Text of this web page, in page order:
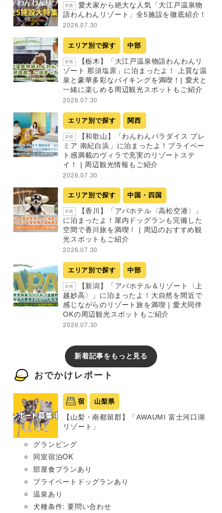
PR
愛犬家から絶大な人気「大江戸温泉物
語わんわんリゾート」全5施設を徹底紹介！
2026.07.30
エリア別で探す 中部
PR
【栃木】「大江戸温泉物語わんわんリ
ゾート 那須塩原」に泊まったよ！ 上質な温
泉と豪華多彩なバイキングを満喫！| 愛犬と
一緒に楽しめる周辺観光スポットもご紹介
2026.07.30
エリア別で探す 関西
PR
【和歌山】「わんわんパラダイス プレ
ミア 南紀白浜」に泊まったよ！プライベー
ト感満載のヴィラで充実のリゾートステ
イ！ | 周辺観光情報もご紹介
2026.07.30
エリア別で探す 中国・四国
PR
【香川】「アパホテル〈高松空港〉」
に泊まったよ！屋内ドッグランも完備した
空間で香川旅を満喫！ | 周辺のおすすめ観
光スポットもご紹介
2026.07.30
エリア別で探す 中部
PR
【新潟】「アパホテル＆リゾート〈上
越妙高〉」に泊まったよ！大自然を間近で
感じながらのリゾート旅を満喫 | 愛犬同伴
OKの周辺観光スポットもご紹介
2026.07.30
新着記事をもっと見る
おでかけレポート
宿 山梨県
【山梨・南都留郡】「AWAUMI 富士河口湖
リゾート」
グランピング
同室宿泊OK
部屋食プランあり
プライベートドッグランあり
温泉あり
犬種条件: 要問い合わせ